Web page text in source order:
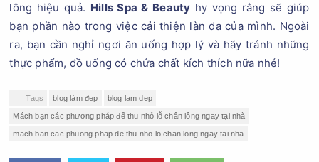
lông hiệu quả. Hills Spa & Beauty hy vọng rằng sẽ giúp
bạn phần nào trong việc cải thiện làn da của mình. Ngoài
ra, bạn cần nghỉ ngơi ăn uống hợp lý và hãy tránh những
thực phẩm, đồ uống có chứa chất kích thích nữa nhé!
Tags blog làm đẹp blog lam dep
Mách bạn các phương pháp để thu nhỏ lỗ chân lông ngay tại nhà
mach ban cac phuong phap de thu nho lo chan long ngay tai nha